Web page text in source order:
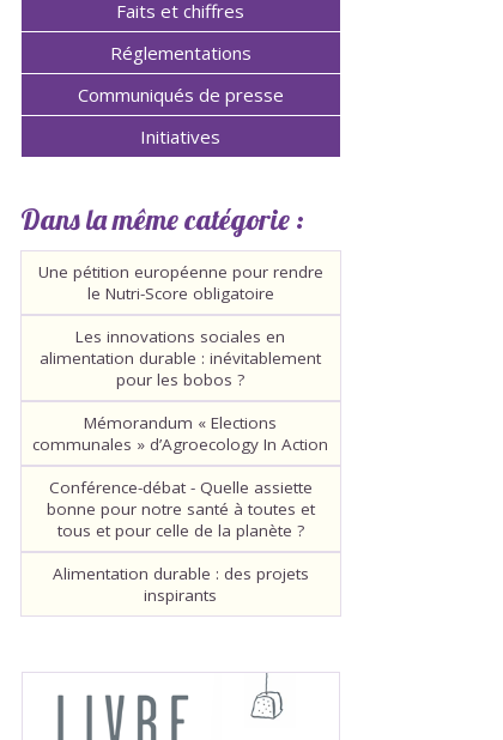
Faits et chiffres
Réglementations
Communiqués de presse
Initiatives
Dans la même catégorie :
Une pétition européenne pour rendre
le Nutri-Score obligatoire
Les innovations sociales en
alimentation durable : inévitablement
pour les bobos ?
Mémorandum « Elections
communales » d’Agroecology In Action
Conférence-débat - Quelle assiette
bonne pour notre santé à toutes et
tous et pour celle de la planète ?
Alimentation durable : des projets
inspirants